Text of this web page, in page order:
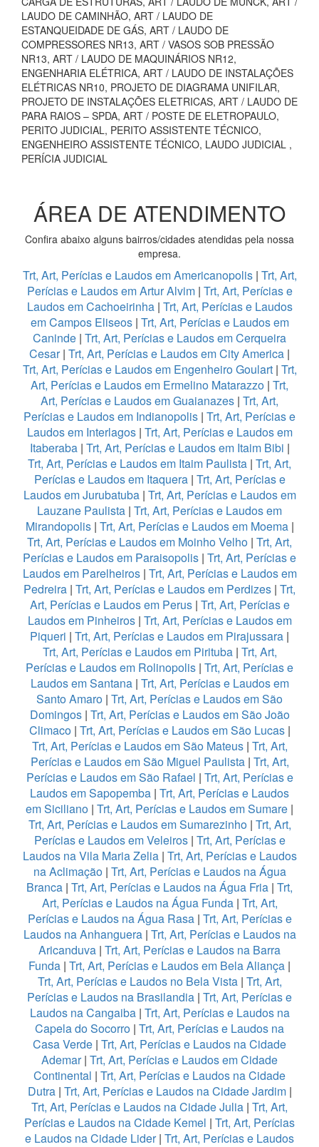
LAUDO DE CAMINHÃO, ART / LAUDO DE
ESTANQUEIDADE DE GÁS, ART / LAUDO DE
COMPRESSORES NR13, ART / VASOS SOB PRESSÃO
NR13, ART / LAUDO DE MAQUINÁRIOS NR12,
ENGENHARIA ELÉTRICA, ART / LAUDO DE INSTALAÇÕES
ELÉTRICAS NR10, PROJETO DE DIAGRAMA UNIFILAR,
PROJETO DE INSTALAÇÕES ELETRICAS, ART / LAUDO DE
PARA RAIOS – SPDA, ART / POSTE DE ELETROPAULO,
PERITO JUDICIAL, PERITO ASSISTENTE TÉCNICO,
ENGENHEIRO ASSISTENTE TÉCNICO, LAUDO JUDICIAL ,
PERÍCIA JUDICIAL
ÁREA DE ATENDIMENTO
Confira abaixo alguns bairros/cidades atendidas pela nossa
empresa.
Trt, Art, Perícias e Laudos em Americanopolis | Trt, Art,
Perícias e Laudos em Artur Alvim | Trt, Art, Perícias e
Laudos em Cachoeirinha| Trt, Art, Perícias e Laudos
em Campos Eliseos | Trt, Art, Perícias e Laudos em
Caninde | Trt, Art, Perícias e Laudos em Cerqueira
Cesar| Trt, Art, Perícias e Laudos em City America |
Trt, Art, Perícias e Laudos em Engenheiro Goulart | Trt,
Art, Perícias e Laudos em Ermelino Matarazzo | Trt,
Art, Perícias e Laudos em Guaianazes | Trt, Art,
Perícias e Laudos em Indianopolis | Trt, Art, Perícias e
Laudos em Interlagos| Trt, Art, Perícias e Laudos em
Itaberaba| Trt, Art, Perícias e Laudos em Itaim Bibi |
Trt, Art, Perícias e Laudos em Itaim Paulista | Trt, Art,
Perícias e Laudos em Itaquera| Trt, Art, Perícias e
Laudos em Jurubatuba| Trt, Art, Perícias e Laudos em
Lauzane Paulista | Trt, Art, Perícias e Laudos em
Mirandopolis| Trt, Art, Perícias e Laudos em Moema|
Trt, Art, Perícias e Laudos em Moinho Velho | Trt, Art,
Perícias e Laudos em Paraisopolis | Trt, Art, Perícias e
Laudos em Parelheiros| Trt, Art, Perícias e Laudos em
Pedreira | Trt, Art, Perícias e Laudos em Perdizes | Trt,
Art, Perícias e Laudos em Perus| Trt, Art, Perícias e
Laudos em Pinheiros| Trt, Art, Perícias e Laudos em
Piqueri | Trt, Art, Perícias e Laudos em Pirajussara |
Trt, Art, Perícias e Laudos em Pirituba| Trt, Art,
Perícias e Laudos em Rolinopolis | Trt, Art, Perícias e
Laudos em Santana| Trt, Art, Perícias e Laudos em
Santo Amaro | Trt, Art, Perícias e Laudos em São
Domingos| Trt, Art, Perícias e Laudos em São João
Climaco| Trt, Art, Perícias e Laudos em São Lucas|
Trt, Art, Perícias e Laudos em São Mateus | Trt, Art,
Perícias e Laudos em São Miguel Paulista| Trt, Art,
Perícias e Laudos em São Rafael | Trt, Art, Perícias e
Laudos em Sapopemba | Trt, Art, Perícias e Laudos
em Siciliano | Trt, Art, Perícias e Laudos em Sumare |
Trt, Art, Perícias e Laudos em Sumarezinho| Trt, Art,
Perícias e Laudos em Veleiros| Trt, Art, Perícias e
Laudos na Vila Maria Zelia| Trt, Art, Perícias e Laudos
na Aclimação| Trt, Art, Perícias e Laudos na Água
Branca | Trt, Art, Perícias e Laudos na Água Fria | Trt,
Art, Perícias e Laudos na Água Funda| Trt, Art,
Perícias e Laudos na Água Rasa | Trt, Art, Perícias e
Laudos na Anhanguera| Trt, Art, Perícias e Laudos na
Aricanduva | Trt, Art, Perícias e Laudos na Barra
Funda | Trt, Art, Perícias e Laudos em Bela Aliança |
Trt, Art, Perícias e Laudos no Bela Vista| Trt, Art,
Perícias e Laudos na Brasilandia | Trt, Art, Perícias e
Laudos na Cangaiba| Trt, Art, Perícias e Laudos na
Capela do Socorro | Trt, Art, Perícias e Laudos na
Casa Verde | Trt, Art, Perícias e Laudos na Cidade
Ademar| Trt, Art, Perícias e Laudos em Cidade
Continental | Trt, Art, Perícias e Laudos na Cidade
Dutra | Trt, Art, Perícias e Laudos na Cidade Jardim|
Trt, Art, Perícias e Laudos na Cidade Julia | Trt, Art,
Perícias e Laudos na Cidade Kemel | Trt, Art, Perícias
e Laudos na Cidade Lider| Trt, Art, Perícias e Laudos